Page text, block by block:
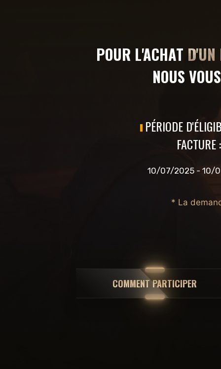
POUR L'ACHAT
NOUS
PÉRIODE
FACTURE :
10/07/2025 - 10/
* La
COMMENT PARTICIPER